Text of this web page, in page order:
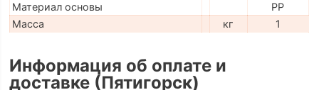
Материал основы
PP
Масса
кг 1
Информация об оплате и
доставке (Пятигорск)